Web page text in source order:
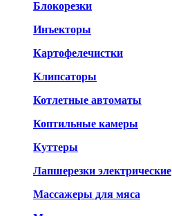
Блокорезки
Инъекторы
Картофелечистки
Клипсаторы
Котлетные автоматы
Коптильные камеры
Куттеры
Лапшерезки электрические
Массажеры для мяса